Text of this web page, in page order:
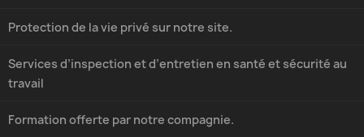
Protection de la vie privé sur notre site.
Services d’inspection et d’entretien en santé et sécurité au
travail
Formation offerte par notre compagnie.